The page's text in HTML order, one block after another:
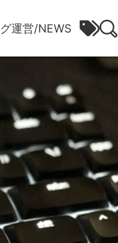
運営/NEWS